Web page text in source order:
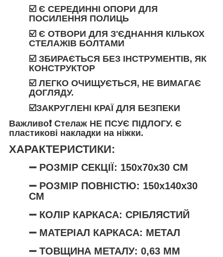
☑️ Є СЕРЕДИННІ ОПОРИ ДЛЯ
ПОСИЛЕННЯ ПОЛИЦЬ
☑️ Є ОТВОРИ ДЛЯ З'ЄДНАННЯ КІЛЬКОХ
СТЕЛАЖІВ БОЛТАМИ
☑️ ЗБИРАЄТЬСЯ БЕЗ ІНСТРУМЕНТІВ, ЯК
КОНСТРУКТОР
☑️ ЛЕГКО ОЧИЩУЄТЬСЯ, НЕ ВИМАГАЄ
ДОГЛЯДУ.
☑️ЗАКРУГЛЕНІ КРАЇ ДЛЯ БЕЗПЕКИ
Важливо❗️ Стелаж НЕ ПСУЄ ПІДЛОГУ. Є
пластикові накладки на ніжки.
ХАРАКТЕРИСТИКИ:
➖ РОЗМІР СЕКЦІЇ: 150х70х30 СМ
➖ РОЗМІР ПОВНІСТЮ: 150х140х30
СМ
➖ КОЛІР КАРКАСА: СРІБЛЯСТИЙ
➖ МАТЕРІАЛ КАРКАСА: МЕТАЛ
➖ ТОВЩИНА МЕТАЛУ: 0,63 ММ